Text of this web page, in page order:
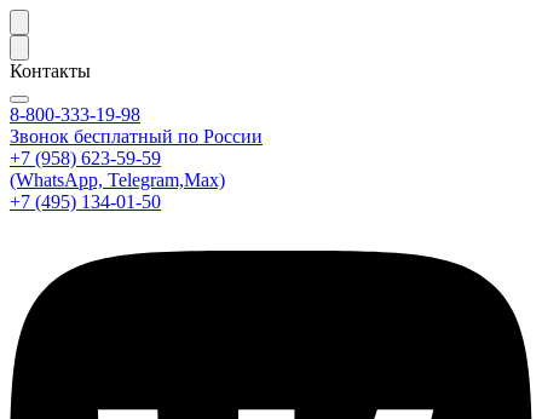
Контакты
8-800-333-19-98
Звонок бесплатный по России
+7 (958) 623-59-59
(WhatsApp, Telegram,Max)
+7 (495) 134-01-50